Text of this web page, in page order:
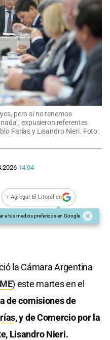
pero si no tenemos
expusieron referentes
Farías y Lisandro Nieri. Foto:
14:04
+ Agregar El Litoral en
a tus medios preferidos en Google
la Cámara Argentina
) este martes en el
de comisiones de
, y de Comercio por la
Lisandro Nieri.